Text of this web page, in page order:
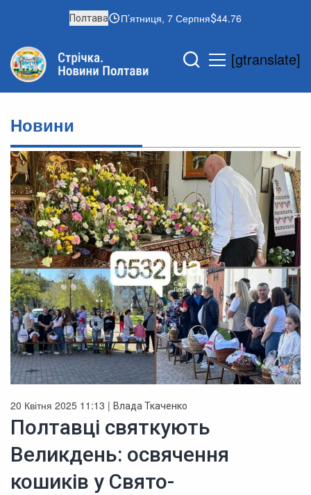
Полтава П’ятниця, 7 Серпня 44.76
[gtranslate]
Новини
20 Квітня 2025 11:13 | Влада Ткаченко
Полтавці святкують
Великдень: освячення
кошиків у Свято-